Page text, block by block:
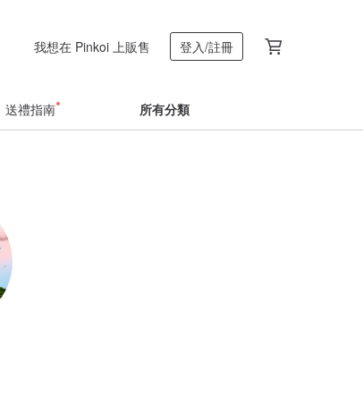
我想在 Pinkoi 上販售 登入/註冊
送禮指南 所有分類